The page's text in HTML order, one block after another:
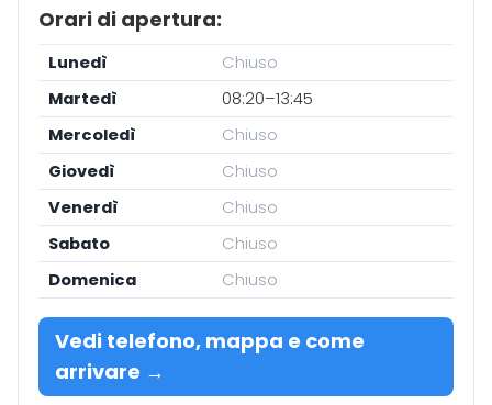
Orari di apertura:
Lunedì
Chiuso
Martedì
08:20–13:45
Mercoledì
Chiuso
Giovedì
Chiuso
Venerdì
Chiuso
Sabato
Chiuso
Domenica
Chiuso
Vedi telefono, mappa e come
arrivare →